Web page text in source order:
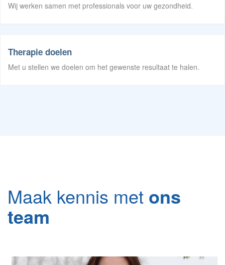
Wij werken samen met professionals voor uw gezondheid.
Therapie doelen
Met u stellen we doelen om het gewenste resultaat te halen.
Maak kennis met ons
team